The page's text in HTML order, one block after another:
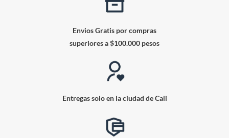
Envios Gratis por compras
superiores a $100.000 pesos
Entregas solo en la ciudad de Cali